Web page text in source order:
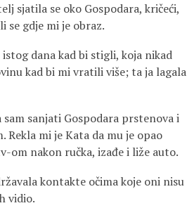
sjatila se oko Gospodara, kričeći,
se gdje mi je obraz.
dana kad bi stigli, koja nikad
kad bi mi vratili više; ta ja lagala
sam sanjati Gospodara prstenova i
Rekla mi je Kata da mu je opao
om nakon ručka, izađe i liže auto.
kontakte očima koje oni nisu
vidio.